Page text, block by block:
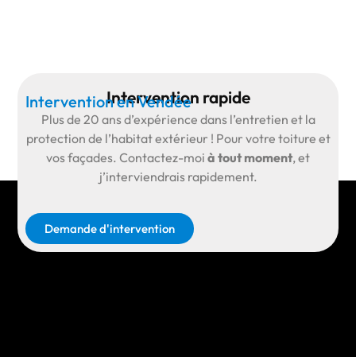
Intervention rapide
Intervention en Vendée
Plus de 20 ans d’expérience dans l’entretien et la
protection de l’habitat extérieur ! Pour votre toiture et
vos façades. Contactez-moi à tout moment, et
j’interviendrais rapidement.
Demande d'intervention